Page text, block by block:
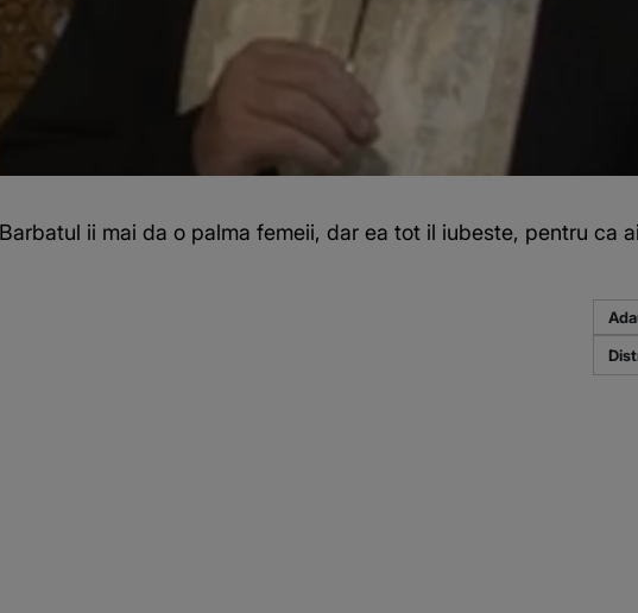
ii mai da o palma femeii, dar ea tot il iubeste, pentru ca